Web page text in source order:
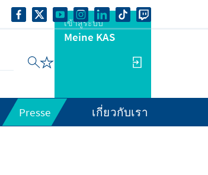
เข้าสู่ระบบ
Meine KAS
Presse เกี่ยวกับเรา